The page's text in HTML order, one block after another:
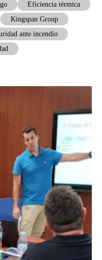
Eficiencia térmica
Kingspan Group
ante incendio